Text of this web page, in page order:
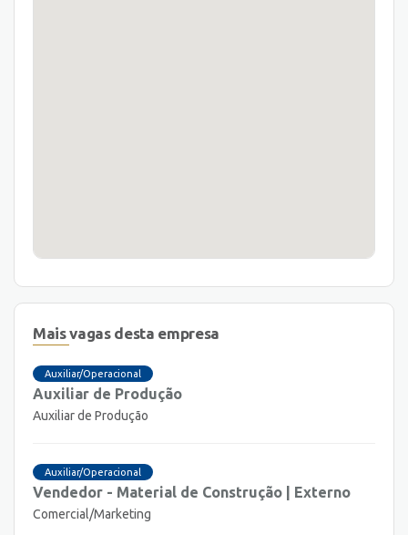
Mais vagas desta empresa
Auxiliar/Operacional
Auxiliar de Produção
Auxiliar de Produção
Auxiliar/Operacional
Vendedor - Material de Construção | Externo
Comercial/Marketing